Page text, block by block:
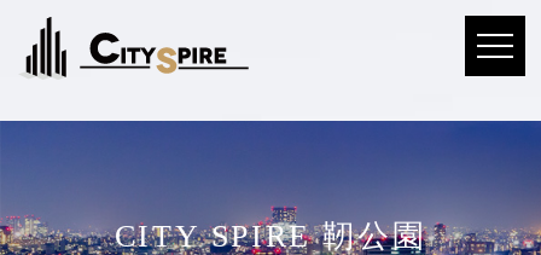
CITY SPIRE 靭公園